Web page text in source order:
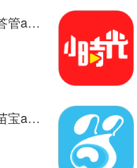
孕育百科问答管app 最新版
官方版的金苗宝app 最新版